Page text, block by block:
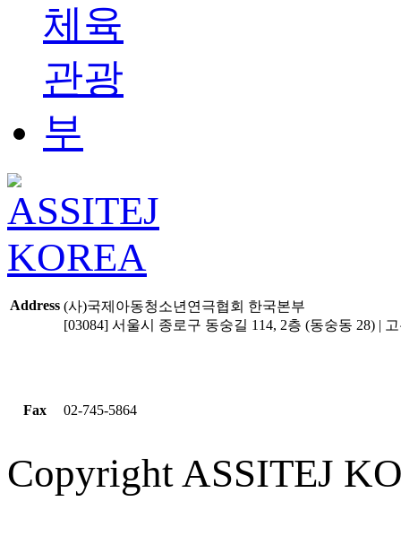
Address (사)국제아동청소년연극협회 한국본부
[03084] 서울시 종로구 동숭길 114, 2층 (동숭동 28) |
Fax 02-745-5864
Copyright ASSITEJ